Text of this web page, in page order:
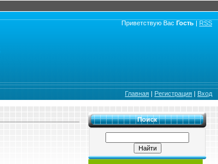
Приветствую Вас Гость | RSS
Главная | Регистрация | Вход
Поиск